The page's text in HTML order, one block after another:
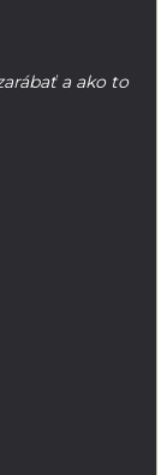
a ako to